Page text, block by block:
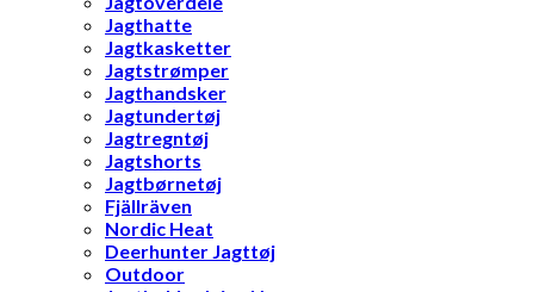
Jagthatte
Jagtkasketter
Jagtstrømper
Jagthandsker
Jagtundertøj
Jagtregntøj
Jagtshorts
Jagtbørnetøj
Fjällräven
Nordic Heat
Deerhunter Jagttøj
Outdoor